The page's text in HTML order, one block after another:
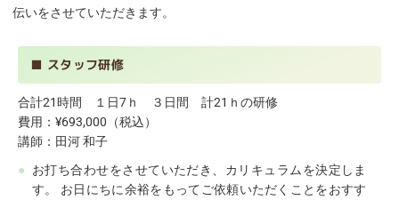
伝いをさせていただきます。
■ スタッフ研修
合計21時間 １日7ｈ ３日間 計21ｈの研修
費用：¥693,000（税込）
講師：田河 和子
●
お打ち合わせをさせていただき、カリキュラムを決定しま
す。 お日にちに余裕をもってご依頼いただくことをおすす